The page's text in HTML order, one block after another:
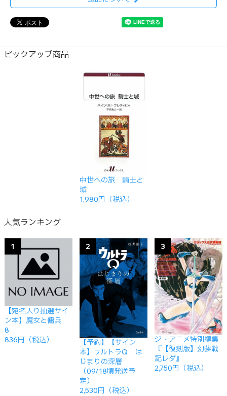
ピックアップ商品
中世への旅 騎士と
城
1,980円（税込）
人気ランキング
1
【宛名入り抽選サイ
ン本】魔女と傭兵
8
836円（税込）
2
【予約】【サイン
本】ウルトラQ は
じまりの深層
（09/18頃発送予
定）
2,530円（税込）
3
ジ・アニメ特別編集
『【復刻版】幻夢戦
記レダ』
2,750円（税込）